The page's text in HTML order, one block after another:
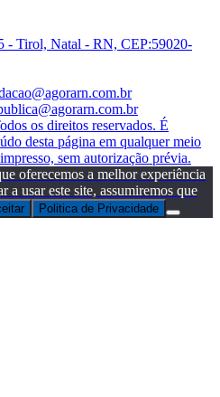
- Tirol, Natal - RN, CEP:59020-
os direitos reservados. É
desta página em qualquer meio
sem autorização prévia.
oferecemos a melhor experiência
a usar este site, assumiremos que
Politica de Privacidade